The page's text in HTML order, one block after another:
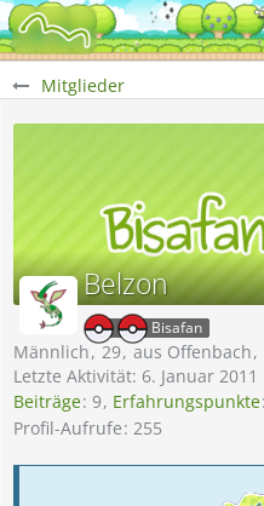
Mitglieder
Belzon
Bisafan
Männlich 29 aus Offenbach
Letzte Aktivität: 6. Januar 2011
Beiträge 9 Erfahrungspunkte
Profil-Aufrufe 255